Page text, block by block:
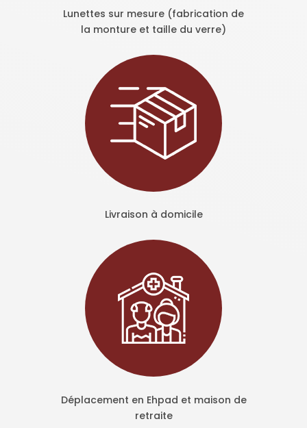
Lunettes sur mesure (fabrication de
la monture et taille du verre)
Livraison à domicile
Déplacement en Ehpad et maison de
retraite